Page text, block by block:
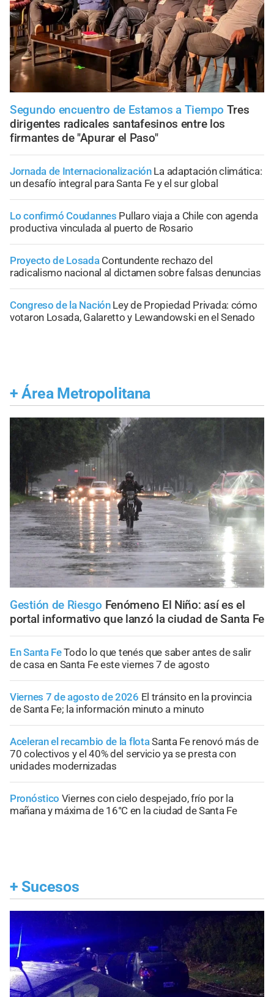
Segundo encuentro de Estamos a Tiempo Tres
dirigentes radicales santafesinos entre los
firmantes de "Apurar el Paso"
Jornada de Internacionalización La adaptación climática:
un desafío integral para Santa Fe y el sur global
Lo confirmó Coudannes Pullaro viaja a Chile con agenda
productiva vinculada al puerto de Rosario
Proyecto de Losada Contundente rechazo del
radicalismo nacional al dictamen sobre falsas denuncias
Congreso de la Nación Ley de Propiedad Privada: cómo
votaron Losada, Galaretto y Lewandowski en el Senado
+ Área Metropolitana
Gestión de Riesgo Fenómeno El Niño: así es el
portal informativo que lanzó la ciudad de Santa Fe
En Santa FeTodo lo que tenés que saber antes de salir
de casa en Santa Fe este viernes 7 de agosto
Viernes 7 de agosto de 2026 El tránsito en la provincia
de Santa Fe; la información minuto a minuto
Aceleran el recambio de la flotaSanta Fe renovó más de
70 colectivos y el 40% del servicio ya se presta con
unidades modernizadas
Pronóstico Viernes con cielo despejado, frío por la
mañana y máxima de 16°C en la ciudad de Santa Fe
+ Sucesos